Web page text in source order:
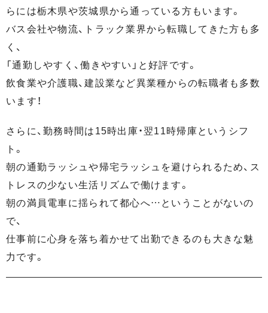
らには栃木県や茨城県から通っている方もいます。
バス会社や物流、トラック業界から転職してきた方も多
く、
「通勤しやすく、働きやすい」と好評です。
飲食業や介護職、建設業など異業種からの転職者も多数
います！
さらに、勤務時間は15時出庫・翌11時帰庫というシフ
ト。
朝の通勤ラッシュや帰宅ラッシュを避けられるため、ス
トレスの少ない生活リズムで働けます。
朝の満員電車に揺られて都心へ…ということがないの
で、
仕事前に心身を落ち着かせて出勤できるのも大きな魅
力です。